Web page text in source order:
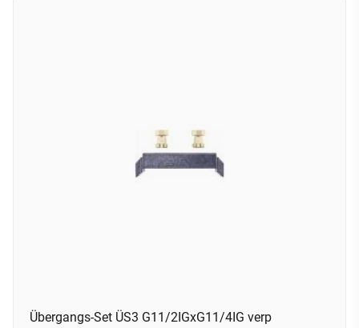
Übergangs-Set ÜS3 G11/2IGxG11/4IG verp